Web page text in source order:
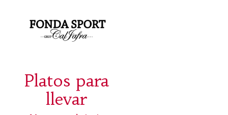
Platos para
llevar